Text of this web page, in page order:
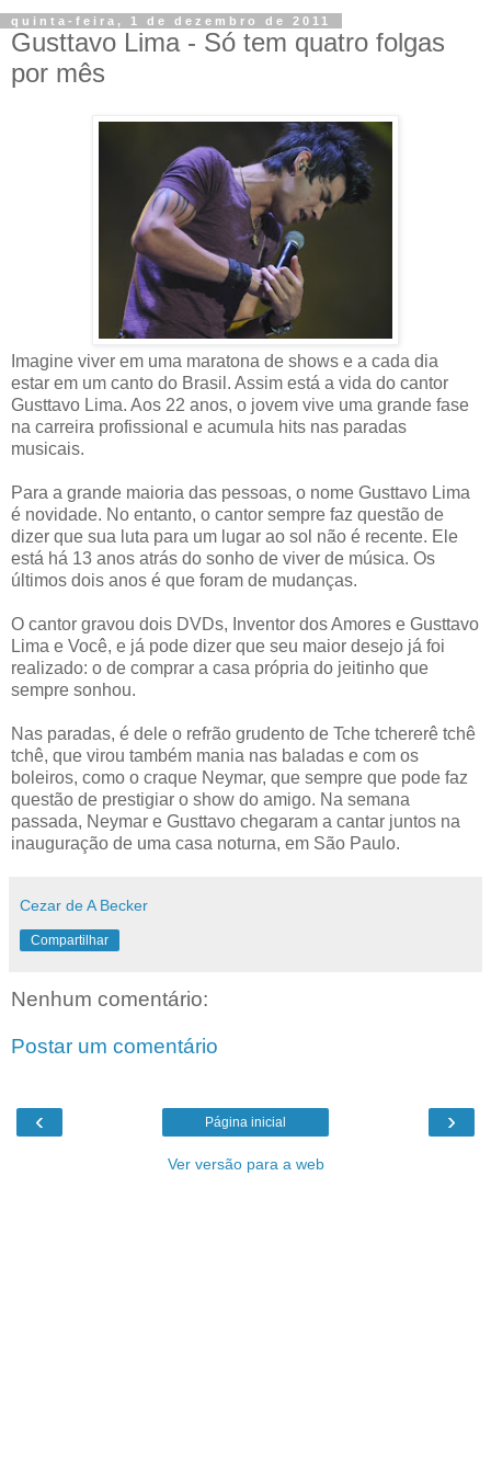
quinta-feira, 1 de dezembro de 2011
Gusttavo Lima - Só tem quatro folgas
por mês
Imagine viver em uma maratona de shows e a cada dia
estar em um canto do Brasil. Assim está a vida do cantor
Gusttavo Lima. Aos 22 anos, o jovem vive uma grande fase
na carreira profissional e acumula hits nas paradas
musicais.
Para a grande maioria das pessoas, o nome Gusttavo Lima
é novidade. No entanto, o cantor sempre faz questão de
dizer que sua luta para um lugar ao sol não é recente. Ele
está há 13 anos atrás do sonho de viver de música. Os
últimos dois anos é que foram de mudanças.
O cantor gravou dois DVDs, Inventor dos Amores e Gusttavo
Lima e Você, e já pode dizer que seu maior desejo já foi
realizado: o de comprar a casa própria do jeitinho que
sempre sonhou.
Nas paradas, é dele o refrão grudento de Tche tchererê tchê
tchê, que virou também mania nas baladas e com os
boleiros, como o craque Neymar, que sempre que pode faz
questão de prestigiar o show do amigo. Na semana
passada, Neymar e Gusttavo chegaram a cantar juntos na
inauguração de uma casa noturna, em São Paulo.
Cezar de A Becker
Compartilhar
Nenhum comentário:
Postar um comentário
‹ ›
Página inicial
Ver versão para a web